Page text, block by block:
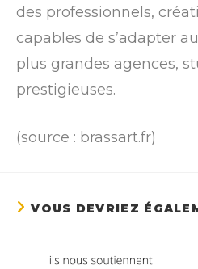
des professionnels,
capables de s’adapter
plus grandes agences,
prestigieuses.
(source : brassart.fr)
VOUS DEVRIEZ